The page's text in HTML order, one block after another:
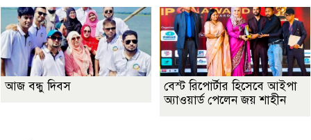
আজ বন্ধু দিবস
বেস্ট রিপোর্টার হিসেবে আইপা
অ্যাওয়ার্ড পেলেন জয় শাহীন